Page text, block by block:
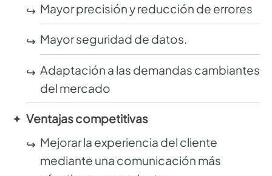
Mayor precisión y reducción de errores
Mayor seguridad de datos.
Adaptación a las demandas cambiantes
del mercado
Ventajas competitivas
Mejorar la experiencia del cliente
mediante una comunicación más